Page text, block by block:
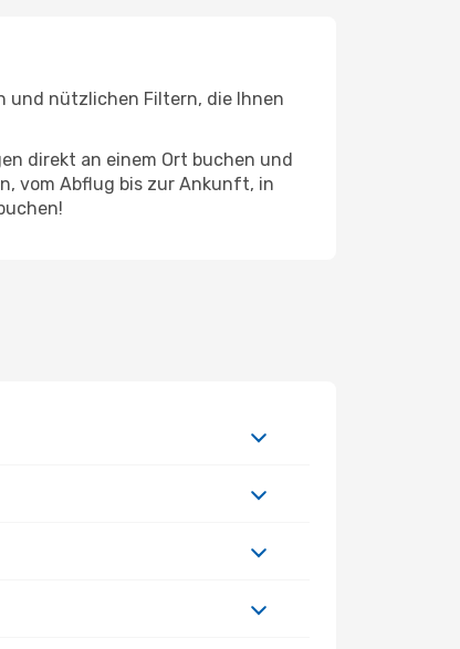
und nützlichen Filtern, die Ihnen
direkt an einem Ort buchen und
vom Abflug bis zur Ankunft, in